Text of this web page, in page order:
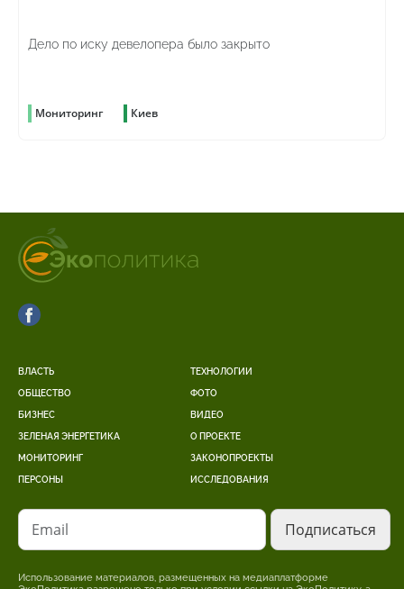
Дело по иску девелопера было закрыто
Мониторинг Киев
ВЛАСТЬ
ОБЩЕСТВО
БИЗНЕС
ЗЕЛЕНАЯ ЭНЕРГЕТИКА
МОНИТОРИНГ
ПЕРСОНЫ
ТЕХНОЛОГИИ
ФОТО
ВИДЕО
О ПРОЕКТЕ
ЗАКОНОПРОЕКТЫ
ИССЛЕДОВАНИЯ
Email
Использование материалов, размещенных на медиаплатформе